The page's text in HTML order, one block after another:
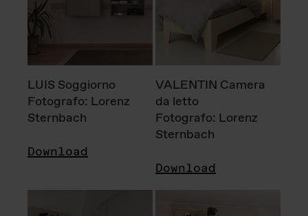
LUIS Soggiorno
Fotografo: Lorenz
Sternbach
Download
VALENTIN Camera
da letto
Fotografo: Lorenz
Sternbach
Download